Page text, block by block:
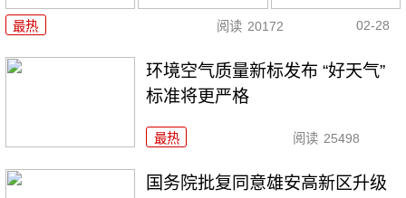
最热 阅读 20172 02-28
环境空气质量新标发布 “好天气”
标准将更严格
最热 阅读 25498
国务院批复同意雄安高新区升级